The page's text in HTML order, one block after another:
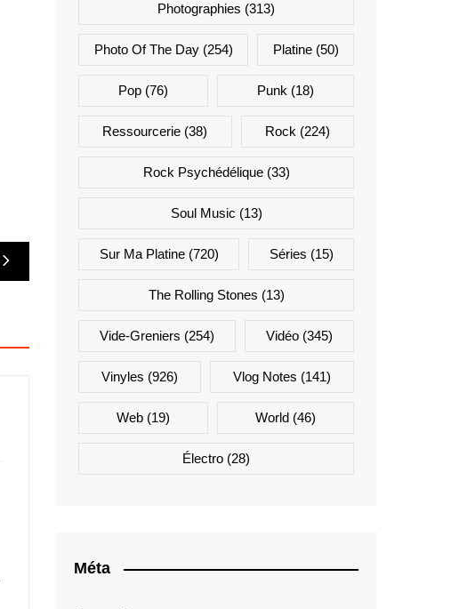
Photographies (313)
Photo Of The Day(254) Platine(50)
Pop (76) Punk (18)
Ressourcerie (38) Rock (224)
Rock Psychédélique(33)
Soul Music (13)
Sur Ma Platine(720) Séries (15)
The Rolling Stones (13)
Vide-Greniers (254) Vidéo (345)
Vinyles (926) Vlog Notes (141)
Web (19) World (46)
Électro (28)
Méta